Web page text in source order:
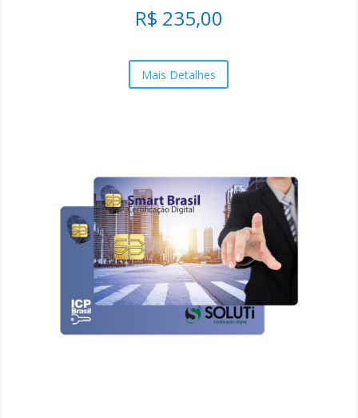
R$ 235,00
Mais Detalhes